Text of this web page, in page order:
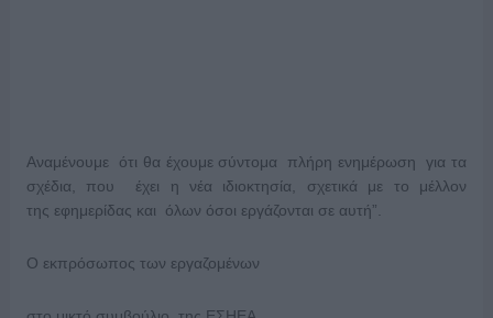
Αναμένουμε ότι θα έχουμε σύντομα πλήρη ενημέρωση για τα
σχέδια, που έχει η νέα ιδιοκτησία, σχετικά με το μέλλον
της εφημερίδας και όλων όσοι εργάζονται σε αυτή”.
Ο εκπρόσωπος των εργαζομένων